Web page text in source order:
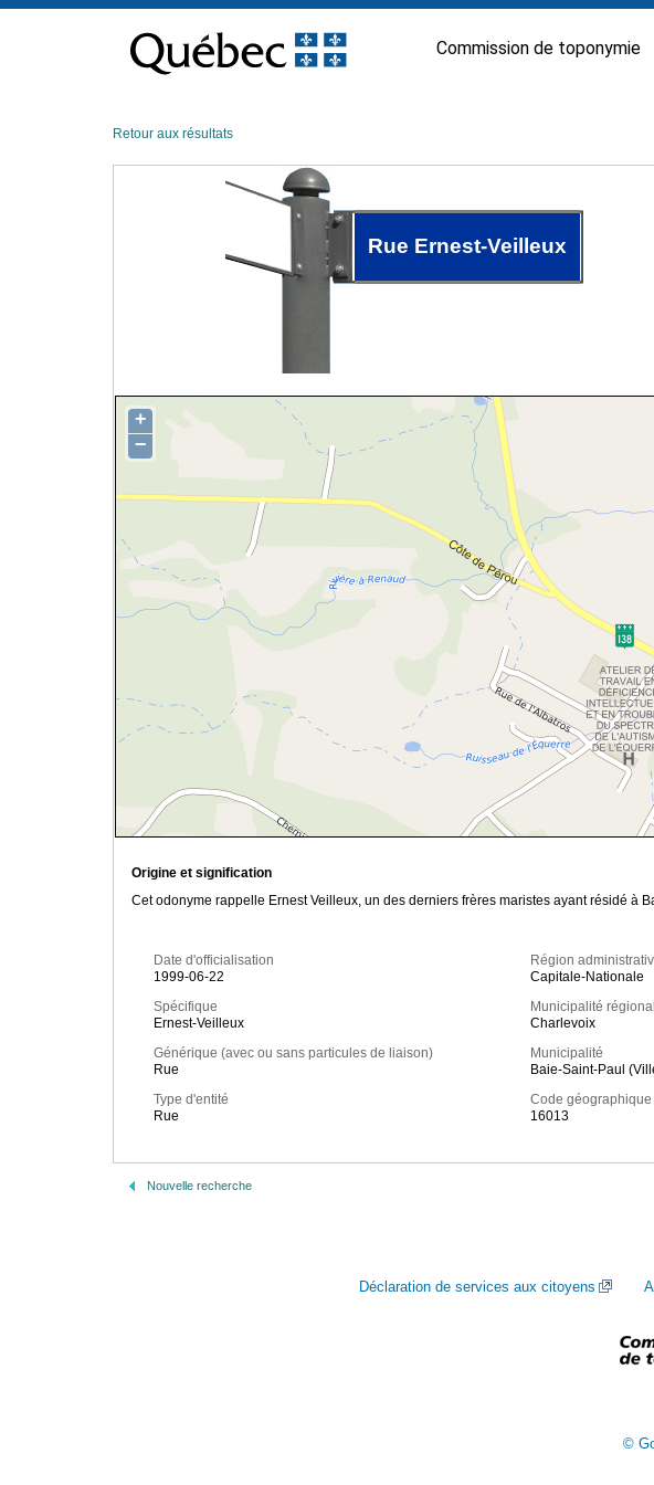
contenu
Commission de toponymie
Retour aux résultats
Rue Ernest-Veilleux
+
−
Origine et signification
Cet odonyme rappelle Ernest Veilleux, un des derniers frères maristes ayant résidé à
Date d'officialisation
1999-06-22
Spécifique
Ernest-Veilleux
Générique (avec ou sans particules de liaison)
Rue
Type d'entité
Rue
Région
Capitale-Nationale
Municipalité
Charlevoix
Municipalité
Baie-Saint-Paul
Code
16013
Nouvelle recherche
Déclaration de services aux citoyens
©